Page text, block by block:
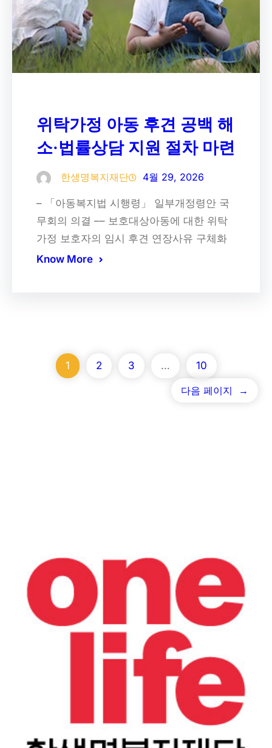
위탁가정 아동 후견 공백 해
소·법률상담 지원 절차 마련
한생명복지재단 4월 29, 2026
– 「아동복지법 시행령」 일부개정령안 국
무회의 의결 –– 보호대상아동에 대한 위탁
가정 보호자의 임시 후견 연장사유 구체화
Know More
1 2 3 … 10
다음 페이지 →